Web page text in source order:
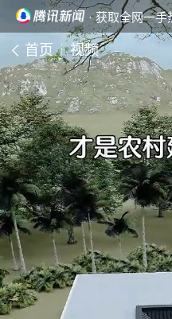
· 获取全网一手
首页 视频